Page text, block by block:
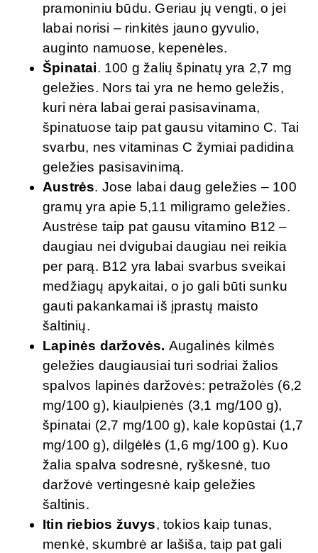
pramoniniu būdu. Geriau jų vengti, o jei
labai norisi – rinkitės jauno gyvulio,
auginto namuose, kepenėles.
Špinatai. 100 g žalių špinatų yra 2,7 mg
geležies. Nors tai yra ne hemo geležis,
kuri nėra labai gerai pasisavinama,
špinatuose taip pat gausu vitamino C. Tai
svarbu, nes vitaminas C žymiai padidina
geležies pasisavinimą.
Austrės. Jose labai daug geležies – 100
gramų yra apie 5,11 miligramo geležies.
Austrėse taip pat gausu vitamino B12 –
daugiau nei dvigubai daugiau nei reikia
per parą. B12 yra labai svarbus sveikai
medžiagų apykaitai, o jo gali būti sunku
gauti pakankamai iš įprastų maisto
šaltinių.
Lapinės daržovės. Augalinės kilmės
geležies daugiausiai turi sodriai žalios
spalvos lapinės daržovės: petražolės (6,2
mg/100 g), kiaulpienės (3,1 mg/100 g),
špinatai (2,7 mg/100 g), kale kopūstai (1,7
mg/100 g), dilgėlės (1,6 mg/100 g). Kuo
žalia spalva sodresnė, ryškesnė, tuo
daržovė vertingesnė kaip geležies
šaltinis.
Itin riebios žuvys, tokios kaip tunas,
menkė, skumbrė ar lašiša, taip pat gali